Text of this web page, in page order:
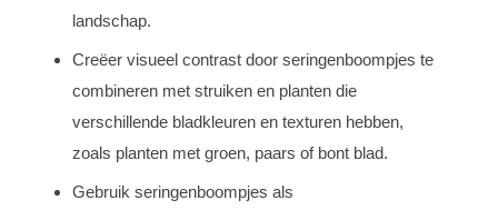
landschap.
Creëer visueel contrast door seringenboompjes te
combineren met struiken en planten die
verschillende bladkleuren en texturen hebben,
zoals planten met groen, paars of bont blad.
Gebruik seringenboompjes als